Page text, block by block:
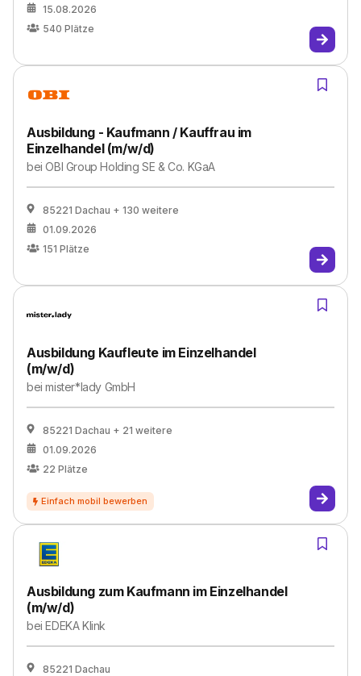
15.08.2026
540 Plätze
Ausbildung - Kaufmann / Kauffrau im
Einzelhandel (m/w/d)
beiOBI Group Holding SE & Co. KGaA
85221 Dachau + 130 weitere
01.09.2026
151 Plätze
Ausbildung Kaufleute im Einzelhandel
(m/w/d)
beimister*lady GmbH
85221 Dachau + 21 weitere
01.09.2026
22 Plätze
Ausbildung zum Kaufmann im Einzelhandel
(m/w/d)
beiEDEKA Klink
85221 Dachau